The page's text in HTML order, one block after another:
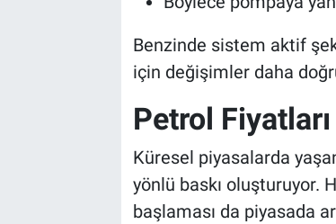
Benzinde sistem aktif
için değişimler daha
Petrol
Küresel piyasalarda
yönlü baskı oluşturuyor.
başlaması da piyasada